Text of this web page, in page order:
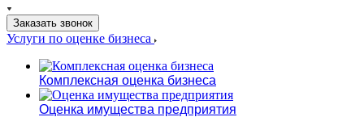
Заказать звонок
Услуги по оценке бизнеса
Комплексная оценка бизнеса
Оценка имущества предприятия